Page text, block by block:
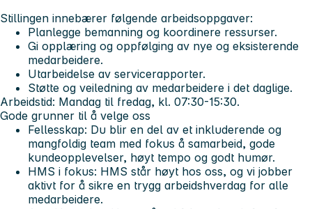
Stillingen innebærer følgende arbeidsoppgaver:
Planlegge bemanning og koordinere ressurser.
Gi opplæring og oppfølging av nye og eksisterende
medarbeidere.
Utarbeidelse av servicerapporter.
Støtte og veiledning av medarbeidere i det daglige.
Arbeidstid: Mandag til fredag, kl. 07:30-15:30.
Gode grunner til å velge oss
Fellesskap: Du blir en del av et inkluderende og
mangfoldig team med fokus å samarbeid, gode
kundeopplevelser, høyt tempo og godt humør.
HMS i fokus: HMS står høyt hos oss, og vi jobber
aktivt for å sikre en trygg arbeidshverdag for alle
medarbeidere.